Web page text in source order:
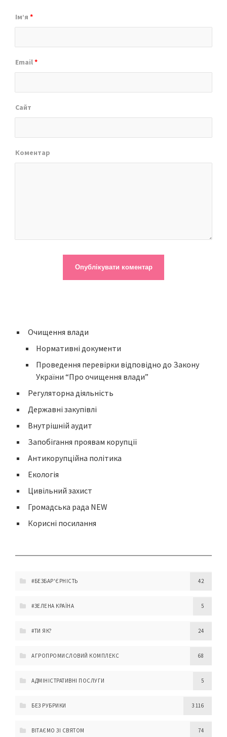
Ім’я *
Email*
Сайт
Коментар
Очищення влади
Нормативні документи
Проведення перевірки відповідно до Закону
України “Про очищення влади”
Регуляторна діяльність
Державні закупівлі
Внутрішній аудит
Запобігання проявам корупції
Антикорупційна політика
Екологія
Цивільний захист
Громадська рада NEW
Корисні посилання
#БЕЗБАР'ЄРНІСТЬ 42
#ЗЕЛЕНА КРАЇНА 5
#ТИ ЯК? 24
АГРОПРОМИСЛОВИЙ КОМПЛЕКС 68
АДМІНІСТРАТИВНІ ПОСЛУГИ 5
БЕЗ РУБРИКИ 3 116
ВІТАЄМО ЗІ СВЯТОМ 74